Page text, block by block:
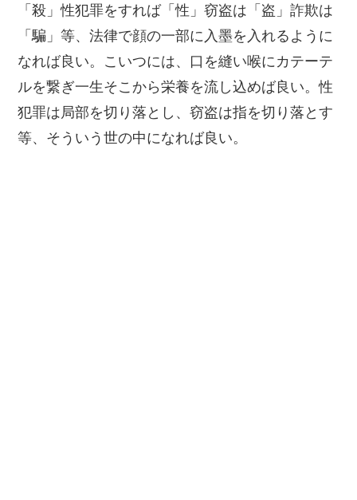
「殺」性犯罪をすれば「性」窃盗は「盗」詐欺は
「騙」等、法律で顔の一部に入墨を入れるように
なれば良い。こいつには、口を縫い喉にカテーテ
ルを繋ぎ一生そこから栄養を流し込めば良い。性
犯罪は局部を切り落とし、窃盗は指を切り落とす
等、そういう世の中になれば良い。